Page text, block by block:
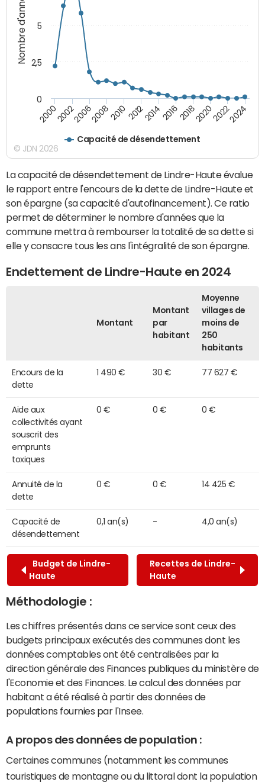
Nombre d'années
Capacité de désendettement
20002002200620082010 2012201420162018202020222024
0
2,5
5
© JDN 2026
La capacité de désendettement de Lindre-Haute évalue
le rapport entre l'encours de la dette de Lindre-Haute et
son épargne (sa capacité d'autofinancement). Ce ratio
permet de déterminer le nombre d'années que la
commune mettra à rembourser la totalité de sa dette si
elle y consacre tous les ans l'intégralité de son épargne.
Endettement de Lindre-Haute en 2024
Montant
Montant
par
habitant
Moyenne
villages de
moins de
250
habitants
Encours de la
dette
1 490 € 30 € 77 627 €
Aide aux
collectivités ayant
souscrit des
emprunts
toxiques
0 € 0 € 0 €
Annuité de la
dette
0 € 0 € 14 425 €
Capacité de
désendettement
0,1 an(s) - 4,0 an(s)
Budget de Lindre-
Haute
Recettes de Lindre-
Haute
Méthodologie :
Les chiffres présentés dans ce service sont ceux des
budgets principaux exécutés des communes dont les
données comptables ont été centralisées par la
direction générale des Finances publiques du ministère de
l'Economie et des Finances. Le calcul des données par
habitant a été réalisé à partir des données de
populations fournies par l'Insee.
A propos des données de population :
Certaines communes (notamment les communes
touristiques de montagne ou du littoral dont la population